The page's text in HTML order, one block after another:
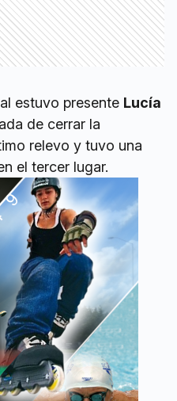
estuvo presente Lucía
de cerrar la
relevo y tuvo una
el tercer lugar.